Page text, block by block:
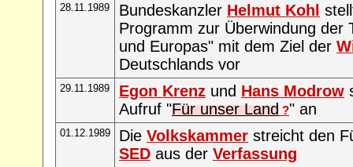
28.11.1989 Bundeskanzler Helmut Kohl
Programm zur Überwindung der
und Europas" mit dem Ziel der
Deutschlands vor
29.11.1989 Egon Krenz und Hans Modrow
Aufruf "Für unser Land ?" an
01.12.1989 Die Volkskammer streicht den
SED aus der Verfassung